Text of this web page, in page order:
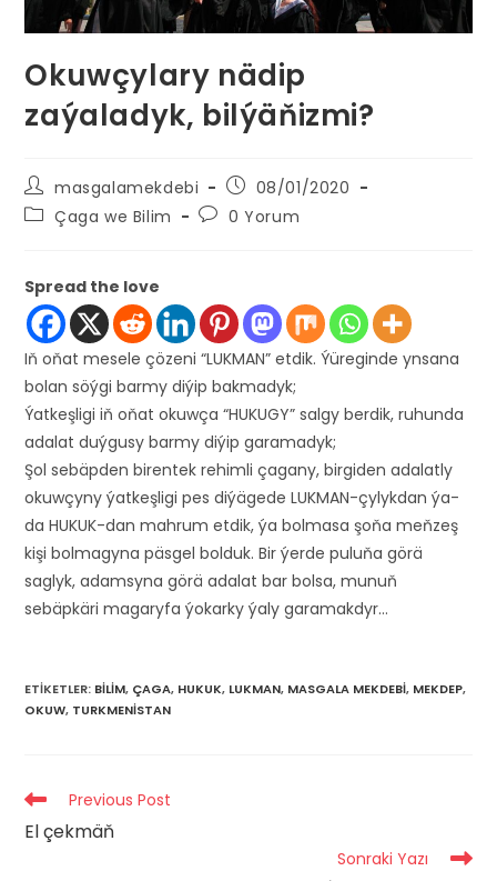
Okuwçylary nädip
zaýaladyk, bilýäňizmi?
Post
author:
masgalamekdebi
Post
published:
08/01/2020
Post
category:
Çaga we Bilim
Post0 Yorum
Spread the love
Iň oňat mesele çözeni “LUKMAN” etdik. Ýüreginde ynsana
bolan söýgi barmy diýip bakmadyk;
Ýatkeşligi iň oňat okuwça “HUKUGY” salgy berdik, ruhunda
adalat duýgusy barmy diýip garamadyk;
Şol sebäpden birentek rehimli çagany, birgiden adalatly
okuwçyny ýatkeşligi pes diýägede LUKMAN-çylykdan ýa-
da HUKUK-dan mahrum etdik, ýa bolmasa şoňa meňzeş
kişi bolmagyna päsgel bolduk. Bir ýerde puluňa görä
saglyk, adamsyna görä adalat bar bolsa, munuň
sebäpkäri magaryfa ýokarky ýaly garamakdyr…
ETIKETLER: BILIM, ÇAGA, HUKUK, LUKMAN, MASGALA MEKDEBI, MEKDEP,
OKUW, TURKMENISTAN
Read
articles
Previous Post
El çekmäň
Sonraki Yazı